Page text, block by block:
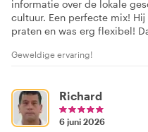
informatie over de lokale
cultuur. Een perfecte mix!
praten en was erg flexibel!
Geweldige ervaring!
Richard
6 juni 2026